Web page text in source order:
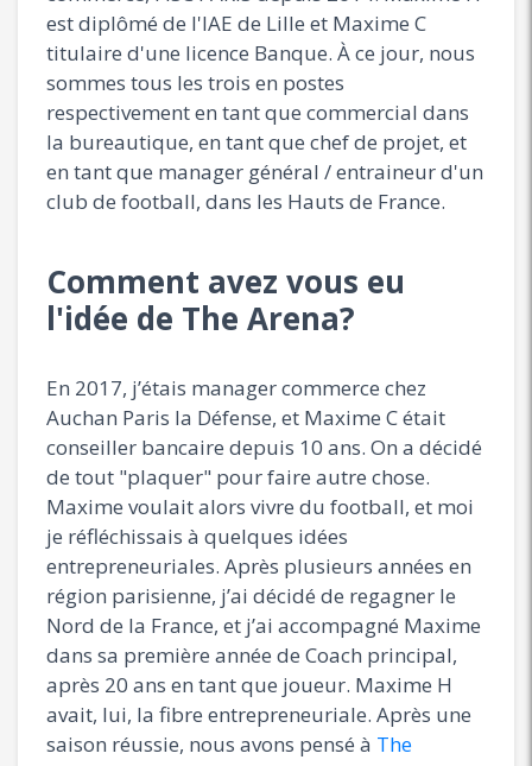
est diplômé de l'IAE de Lille et Maxime C
titulaire d'une licence Banque. À ce jour, nous
sommes tous les trois en postes
respectivement en tant que commercial dans
la bureautique, en tant que chef de projet, et
en tant que manager général / entraineur d'un
club de football, dans les Hauts de France.
Comment avez vous eu
l'idée de The Arena?
En 2017, j’étais manager commerce chez
Auchan Paris la Défense, et Maxime C était
conseiller bancaire depuis 10 ans. On a décidé
de tout "plaquer" pour faire autre chose.
Maxime voulait alors vivre du football, et moi
je réfléchissais à quelques idées
entrepreneuriales. Après plusieurs années en
région parisienne, j’ai décidé de regagner le
Nord de la France, et j’ai accompagné Maxime
dans sa première année de Coach principal,
après 20 ans en tant que joueur. Maxime H
avait, lui, la fibre entrepreneuriale. Après une
saison réussie, nous avons pensé à The